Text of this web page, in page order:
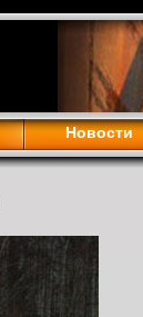
Новости